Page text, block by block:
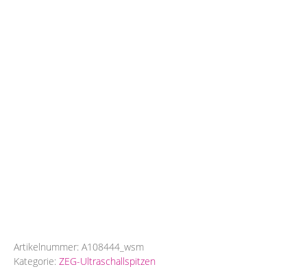
Artikelnummer: A108444_wsm
Kategorie: ZEG-Ultraschallspitzen